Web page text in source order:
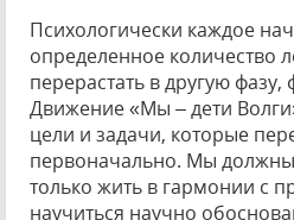
Психологически каждое
определенное количество
перерастать в другую
Движение «Мы – дети
цели и задачи, которые
первоначально. Мы должны
только жить в гармонии с
научиться научно